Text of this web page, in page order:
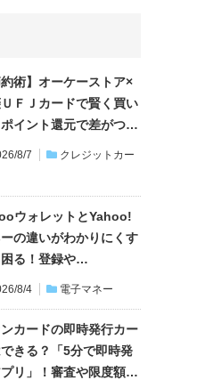
約術】オーケーストア×
ＦＪカードで賢く買い
イント還元で差がつ…
8/7
クレジットカー
ウォレットとYahoo!
の違いがわかりにくす
困る！登録や…
8/4 電子マネー
カードの即時発行カー
できる？「5分で即時発
リ」！審査や限度額…